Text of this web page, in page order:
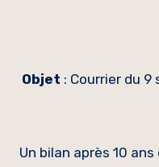
Objet : Courrier du
Un bilan après 10